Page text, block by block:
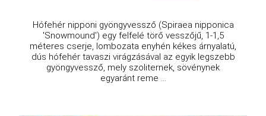
Hófehér nipponi gyöngyvessző (Spiraea nipponica
'Snowmound') egy felfelé törő vesszőjű, 1-1,5
méteres cserje, lombozata enyhén kékes árnyalatú,
dús hófehér tavaszi virágzásával az egyik legszebb
gyöngyvessző, mely szoliternek, sövénynek
egyaránt reme ...